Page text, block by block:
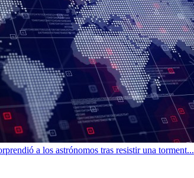
a los astrónomos tras resistir una torment...